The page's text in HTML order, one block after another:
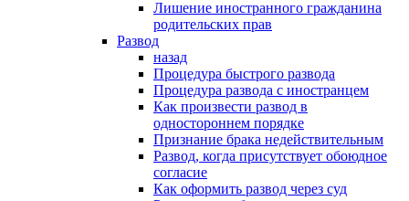
Лишение иностранного гражданина
родительских прав
Развод
назад
Процедура быстрого развода
Процедура развода с иностранцем
Как произвести развод в
одностороннем порядке
Признание брака недействительным
Развод, когда присутствует обоюдное
согласие
Как оформить развод через суд